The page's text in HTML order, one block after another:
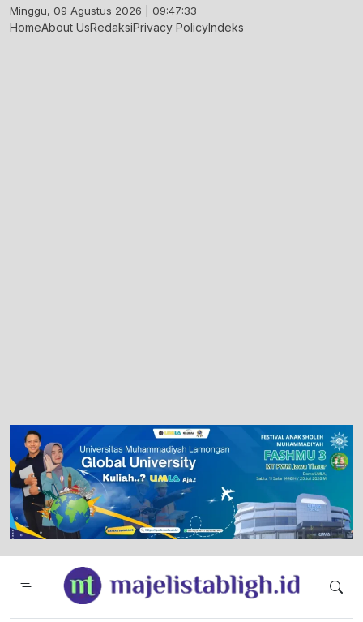
Skip
to
Minggu, 09 Agustus 2026 | 09:47:34
HomeAbout UsRedaksiPrivacy PolicyIndeks
Majelis Tabligh Muhammadiyah
Syiar Dakwah Islam Berkemajuan dan